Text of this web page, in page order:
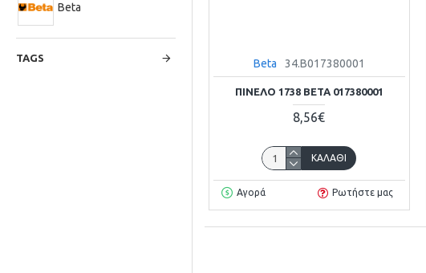
Beta
TAGS Beta 34.B017380001
ΠΙΝΈΛΟ 1738 BETA 017380001
8,56€
ΚΑΛΆΘΙ
Αγορά Ρωτήστε μας